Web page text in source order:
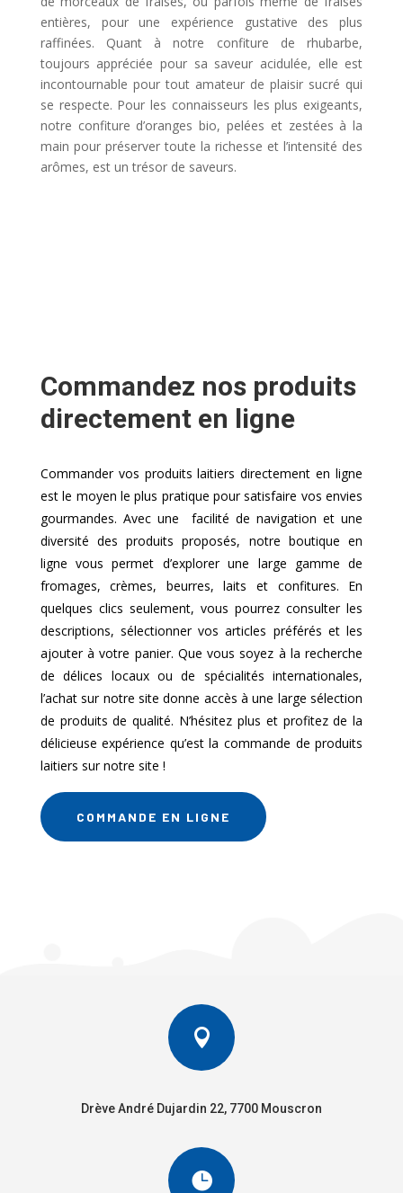
entières, pour une expérience gustative des plus
raffinées. Quant à notre confiture de rhubarbe,
toujours appréciée pour sa saveur acidulée, elle est
incontournable pour tout amateur de plaisir sucré qui
se respecte. Pour les connaisseurs les plus exigeants,
notre confiture d’oranges bio, pelées et zestées à la
main pour préserver toute la richesse et l’intensité des
arômes, est un trésor de saveurs.
Commandez nos produits
directement en ligne
Commander vos produits laitiers directement en ligne
est le moyen le plus pratique pour satisfaire vos envies
gourmandes. Avec une facilité de navigation et une
diversité des produits proposés, notre boutique en
ligne vous permet d’explorer une large gamme de
fromages, crèmes, beurres, laits et confitures. En
quelques clics seulement, vous pourrez consulter les
descriptions, sélectionner vos articles préférés et les
ajouter à votre panier. Que vous soyez à la recherche
de délices locaux ou de spécialités internationales,
l’achat sur notre site donne accès à une large sélection
de produits de qualité. N’hésitez plus et profitez de la
délicieuse expérience qu’est la commande de produits
laitiers sur notre site !
COMMANDE EN LIGNE

Drève André Dujardin 22, 7700 Mouscron
